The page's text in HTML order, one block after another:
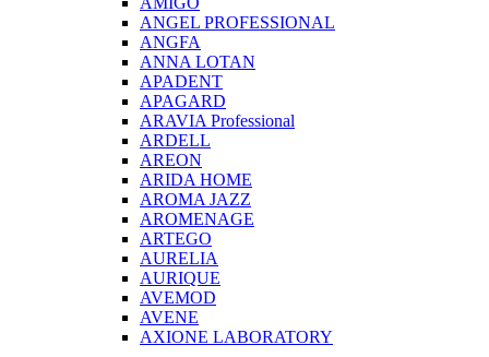
ANGEL PROFESSIONAL
ANGFA
ANNA LOTAN
APADENT
APAGARD
ARAVIA Professional
ARDELL
AREON
ARIDA HOME
AROMA JAZZ
AROMENAGE
ARTEGO
AURELIA
AURIQUE
AVEMOD
AVENE
AXIONE LABORATORY